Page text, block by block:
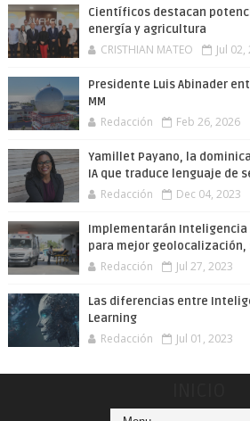
Científicos destacan
energía y agricultura
CRISTHIAN MATEO Jul
Presidente Luis Abinader
MM
Redacción Feb 26, 2026
Yamillet Payano, la
IA que traduce lenguaje de
Redacción Dec 04, 2023
Implementarán
para mejor geolocalización,
Redacción Jul 27, 2023
Las diferencias entre
Learning
Redacción Jul 01, 2023